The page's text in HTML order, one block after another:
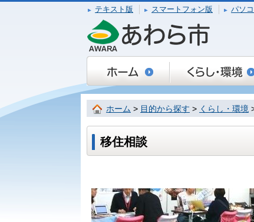
テキスト版 スマートフォン版
パソ
ホーム > 目的から探す > くらし・環境
移住相談